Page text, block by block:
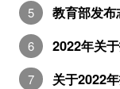
2022年关